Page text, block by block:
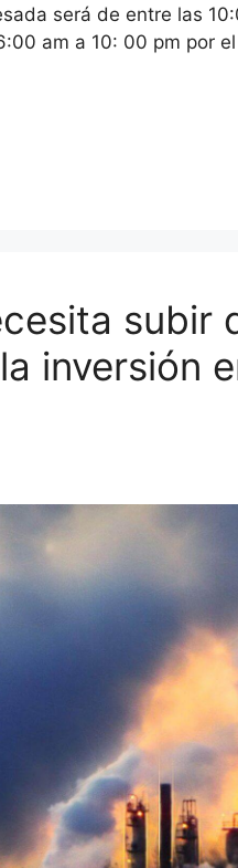
será de entre las
am a 10: 00 pm por
subir
inversión